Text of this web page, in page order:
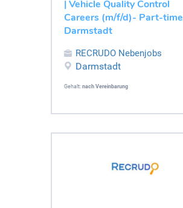
| Vehicle Quality Control
Careers (m/f/d)- Part-time
Darmstadt
RECRUDO Nebenjobs
Darmstadt
Gehalt: nach Vereinbarung